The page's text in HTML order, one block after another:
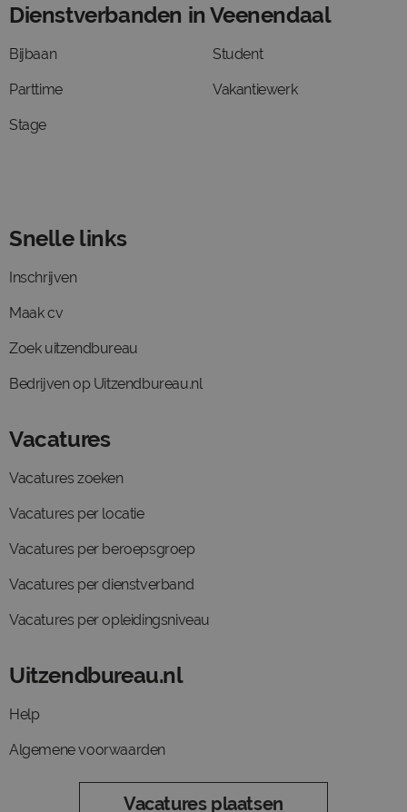
Dienstverbanden in Veenendaal
Bijbaan
Parttime
Stage
Student
Vakantiewerk
Snelle links
Inschrijven
Maak cv
Zoek uitzendbureau
Bedrijven op Uitzendbureau.nl
Vacatures
Vacatures zoeken
Vacatures per locatie
Vacatures per beroepsgroep
Vacatures per dienstverband
Vacatures per opleidingsniveau
Uitzendbureau.nl
Help
Algemene voorwaarden
Vacatures plaatsen